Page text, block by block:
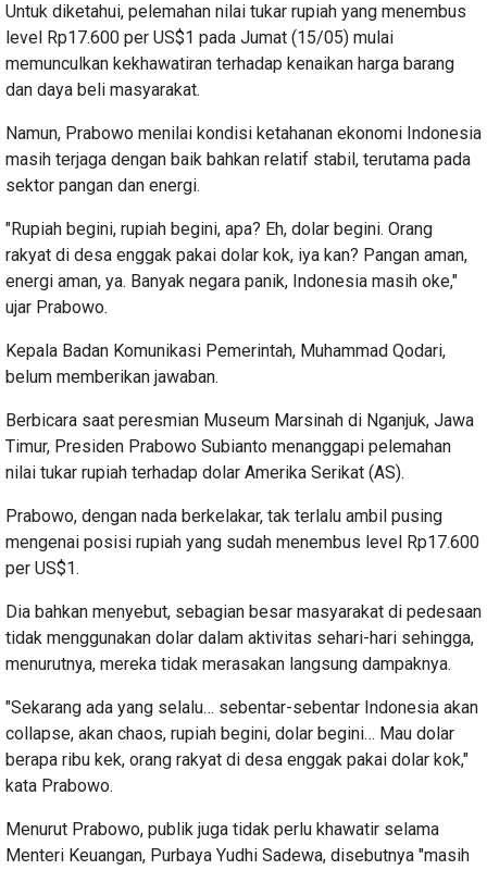
Untuk diketahui, pelemahan nilai tukar rupiah yang menembus
level Rp17.600 per US$1 pada Jumat (15/05) mulai
memunculkan kekhawatiran terhadap kenaikan harga barang
dan daya beli masyarakat.
Namun, Prabowo menilai kondisi ketahanan ekonomi Indonesia
masih terjaga dengan baik bahkan relatif stabil, terutama pada
sektor pangan dan energi.
"Rupiah begini, rupiah begini, apa? Eh, dolar begini. Orang
rakyat di desa enggak pakai dolar kok, iya kan? Pangan aman,
energi aman, ya. Banyak negara panik, Indonesia masih oke,"
ujar Prabowo.
Kepala Badan Komunikasi Pemerintah, Muhammad Qodari,
belum memberikan jawaban.
Berbicara saat peresmian Museum Marsinah di Nganjuk, Jawa
Timur, Presiden Prabowo Subianto menanggapi pelemahan
nilai tukar rupiah terhadap dolar Amerika Serikat (AS).
Prabowo, dengan nada berkelakar, tak terlalu ambil pusing
mengenai posisi rupiah yang sudah menembus level Rp17.600
per US$1.
Dia bahkan menyebut, sebagian besar masyarakat di pedesaan
tidak menggunakan dolar dalam aktivitas sehari-hari sehingga,
menurutnya, mereka tidak merasakan langsung dampaknya.
"Sekarang ada yang selalu… sebentar-sebentar Indonesia akan
collapse, akan chaos, rupiah begini, dolar begini… Mau dolar
berapa ribu kek, orang rakyat di desa enggak pakai dolar kok,"
kata Prabowo.
Menurut Prabowo, publik juga tidak perlu khawatir selama
Menteri Keuangan, Purbaya Yudhi Sadewa, disebutnya "masih